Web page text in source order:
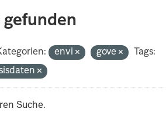
gefunden
envi gove
Tags:
Suche.